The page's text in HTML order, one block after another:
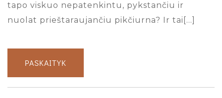
tapo viskuo nepatenkintu, pykstančiu ir
nuolat prieštaraujančiu pikčiurna? Ir tai[…]
PASKAITYK